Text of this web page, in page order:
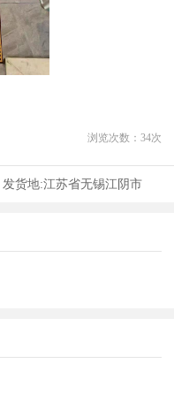
浏览次数： 34次
发货地:江苏省无锡江阴市